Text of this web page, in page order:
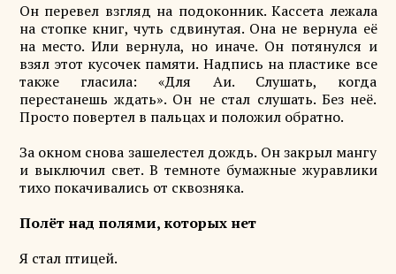
Он перевел взгляд на подоконник. Кассета лежала
на стопке книг, чуть сдвинутая. Она не вернула её
на место. Или вернула, но иначе. Он потянулся и
взял этот кусочек памяти. Надпись на пластике все
также гласила: «Для Аи. Слушать, когда
перестанешь ждать». Он не стал слушать. Без неё.
Просто повертел в пальцах и положил обратно.
За окном снова зашелестел дождь. Он закрыл мангу
и выключил свет. В темноте бумажные журавлики
тихо покачивались от сквозняка.
Полёт над полями, которых нет
Я стал птицей.